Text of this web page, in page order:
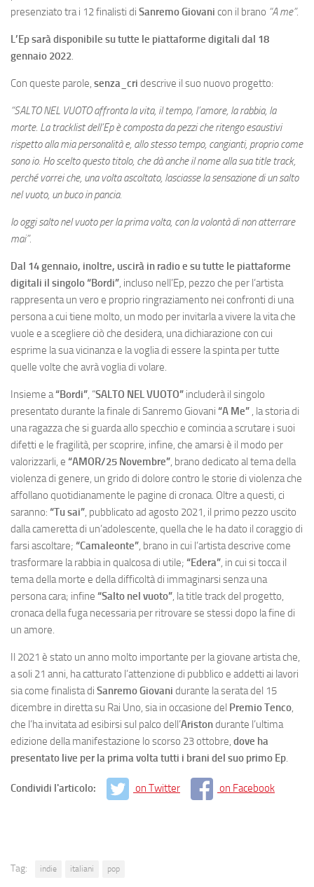
presenziato tra i 12 finalisti di Sanremo Giovani con il brano “A me”.
L’Ep sarà disponibile su tutte le piattaforme digitali dal 18
gennaio 2022.
Con queste parole, senza_cri descrive il suo nuovo progetto:
“SALTO NEL VUOTO affronta la vita, il tempo, l’amore, la rabbia, la
morte. La tracklist dell’Ep è composta da pezzi che ritengo esaustivi
rispetto alla mia personalità e, allo stesso tempo, cangianti, proprio come
sono io. Ho scelto questo titolo, che dà anche il nome alla sua title track,
perché vorrei che, una volta ascoltato, lasciasse la sensazione di un salto
nel vuoto, un buco in pancia.
Io oggi salto nel vuoto per la prima volta, con la volontà di non atterrare
mai”.
Dal 14 gennaio, inoltre, uscirà in radio e su tutte le piattaforme
digitali il singolo “Bordi”, incluso nell’Ep, pezzo che per l’artista
rappresenta un vero e proprio ringraziamento nei confronti di una
persona a cui tiene molto, un modo per invitarla a vivere la vita che
vuole e a scegliere ciò che desidera, una dichiarazione con cui
esprime la sua vicinanza e la voglia di essere la spinta per tutte
quelle volte che avrà voglia di volare.
Insieme a“Bordi”, “SALTO NEL VUOTO” includerà il singolo
presentato durante la finale di Sanremo Giovani “A Me” , la storia di
una ragazza che si guarda allo specchio e comincia a scrutare i suoi
difetti e le fragilità, per scoprire, infine, che amarsi è il modo per
valorizzarli, e “AMOR/25 Novembre”, brano dedicato al tema della
violenza di genere, un grido di dolore contro le storie di violenza che
affollano quotidianamente le pagine di cronaca. Oltre a questi, ci
saranno: “Tu sai”, pubblicato ad agosto 2021, il primo pezzo uscito
dalla cameretta di un’adolescente, quella che le ha dato il coraggio di
farsi ascoltare; “Camaleonte”, brano in cui l’artista descrive come
trasformare la rabbia in qualcosa di utile; “Edera”, in cui si tocca il
tema della morte e della difficoltà di immaginarsi senza una
persona cara; infine “Salto nel vuoto”, la title track del progetto,
cronaca della fuga necessaria per ritrovare se stessi dopo la fine di
un amore.
Il 2021 è stato un anno molto importante per la giovane artista che,
a soli 21 anni, ha catturato l’attenzione di pubblico e addetti ai lavori
sia come finalista di Sanremo Giovani durante la serata del 15
dicembre in diretta su Rai Uno, sia in occasione del Premio Tenco,
che l’ha invitata ad esibirsi sul palco dell’Aristondurante l’ultima
edizione della manifestazione lo scorso 23 ottobre, dove ha
presentato live per la prima volta tutti i brani del suo primo Ep.
Condividi l'articolo: on Twitter on Facebook
Tag: indie italiani pop